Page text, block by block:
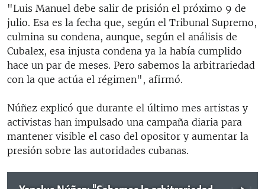
"Luis Manuel debe salir de prisión el próximo 9 de
julio. Esa es la fecha que, según el Tribunal Supremo,
culmina su condena, aunque, según el análisis de
Cubalex, esa injusta condena ya la había cumplido
hace un par de meses. Pero sabemos la arbitrariedad
con la que actúa el régimen", afirmó.
Núñez explicó que durante el último mes artistas y
activistas han impulsado una campaña diaria para
mantener visible el caso del opositor y aumentar la
presión sobre las autoridades cubanas.